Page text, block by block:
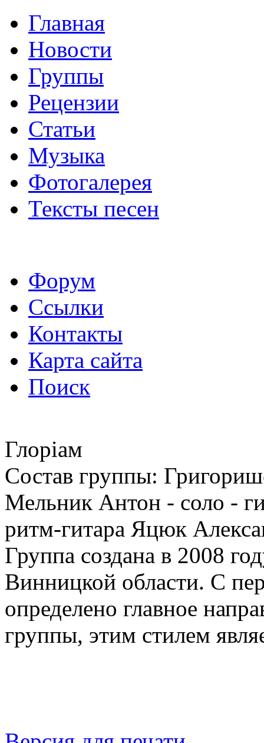
Главная
Новости
Группы
Рецензии
Статьи
Музыка
Фотогалерея
Тексты песен
Форум
Ссылки
Контакты
Карта сайта
Поиск
Глоріам
Состав группы:
Мельник Антон - соло -
ритм-гитара Яцюк
Группа создана в 2008
Винницкой области. С
определено главное
группы, этим стилем